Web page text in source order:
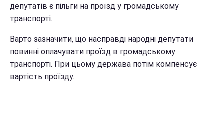
депутатів є пільги на проїзд у громадському
транспорті.
Варто зазначити, що насправді народні депутати
повинні оплачувати проїзд в громадському
транспорті. При цьому держава потім компенсує
вартість проїзду.